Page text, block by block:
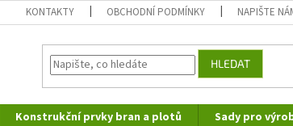
KONTAKTY OBCHODNÍ PODMÍNKY NAPIŠTE
HLEDAT
Konstrukční prvky bran a plotů Sady pro